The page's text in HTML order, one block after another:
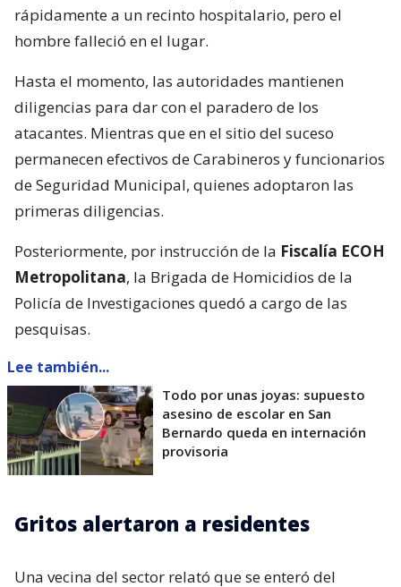
rápidamente a un recinto hospitalario, pero el
hombre falleció en el lugar.
Hasta el momento, las autoridades mantienen
diligencias para dar con el paradero de los
atacantes. Mientras que en el sitio del suceso
permanecen efectivos de Carabineros y funcionarios
de Seguridad Municipal, quienes adoptaron las
primeras diligencias.
Posteriormente, por instrucción de la Fiscalía ECOH
Metropolitana, la Brigada de Homicidios de la
Policía de Investigaciones quedó a cargo de las
pesquisas.
Lee también...
Todo por unas joyas: supuesto
asesino de escolar en San
Bernardo queda en internación
provisoria
Gritos alertaron a residentes
Una vecina del sector relató que se enteró del